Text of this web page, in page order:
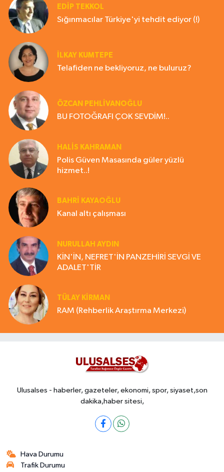
EDIP TEKKOL
Sığınmacılar Türkiye'yi tehdit ediyor (!)
İLKAY KUMTEPE
Telafiden ne bekliyoruz, ne buluruz?
ÖZCAN PEHLİVANOĞLU
BU FOTOĞRAFI ÇOK SEVDİM!..
HALIS KAHRAMAN
Polis Güven Masasında güler yüzlü
hizmet..!
BAHRI KAYAOĞLU
Kanal altı çalışması
NURULLAH AYDIN
KİN'İN, NEFRET'İN PANZEHİRİ SEVGİ VE
ADALET'TİR
TÜLAY KİRMAN
RAM (Rehberlik Araştırma Merkezi)
Ulusalses - haberler, gazeteler, ekonomi, spor, siyaset,son
dakika,haber sitesi,
Hava Durumu
Trafik Durumu